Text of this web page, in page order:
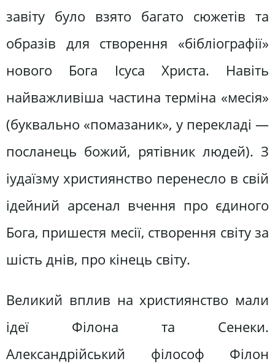
завіту було взято багато сюжетів та
образів для створення «бібліографії»
нового Бога Ісуса Христа. Навіть
найважливіша частина терміна «месія»
(буквально «помазаник», у перекладі —
посланець божий, рятівник людей). З
іудаїзму християнство перенесло в свій
ідейний арсенал вчення про єдиного
Бога, пришестя месії, створення світу за
шість днів, про кінець світу.
Великий вплив на християнство мали
ідеї Філона та Сенеки.
Александрійський філософ Філон